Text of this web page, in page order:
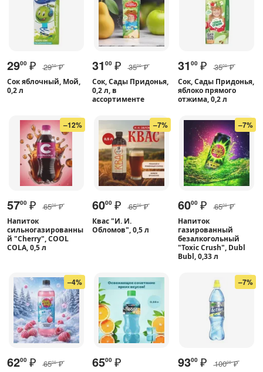
2900 ₽ 2950 ₽
Сок яблочный, Мой,
0,2 л
3100 ₽ 3500 ₽
Сок, Сады Придонья,
0,2 л, в
ассортименте
31 00 ₽ 3500 ₽
Сок, Сады Придонья,
яблоко прямого
отжима, 0,2 л
–12%
5700 ₽ 6500 ₽
Напиток
сильногазированны
й "Cherry", COOL
COLA, 0,5 л
–7%
6000 ₽ 6500 ₽
Квас "И. И.
Обломов", 0,5 л
–7%
6000 ₽ 6500 ₽
Напиток
газированный
безалкогольный
"Toxic Crush", Dubl
Bubl, 0,33 л
–4%
6200 ₽ 6500 ₽ 6500 ₽
–7%
9300 ₽ 10000 ₽